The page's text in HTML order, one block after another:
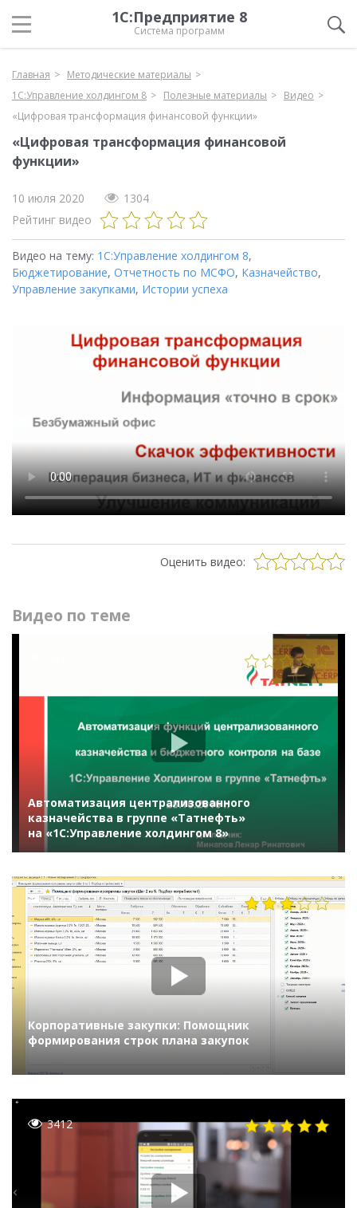
1С:Предприятие 8
Система программ
Главная
Методические материалы
1С:Управление холдингом 8
Полезные материалы
Видео
«Цифровая трансформация финансовой функции»
«Цифровая трансформация финансовой
функции»
10 июля 2020
1304
Рейтинг видео
Видео на тему: 1С:Управление холдингом 8,
Бюджетирование, Отчетность по МСФО, Казначейство,
Управление закупками, Истории успеха
Оценить видео:
Видео по теме
Автоматизация централизованного
казначейства в группе «Татнефть»
на «1С:Управление холдингом 8»
2407
Корпоративные закупки: Помощник
формирования строк плана закупок
3412